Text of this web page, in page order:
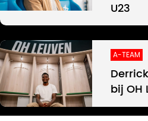
U23
A-TEAM
bij OH